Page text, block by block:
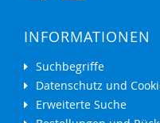
INFORMATIONEN
Suchbegriffe
Datenschutz und
Erweiterte Suche